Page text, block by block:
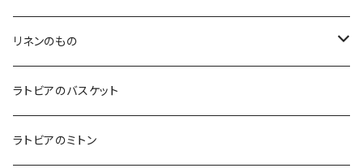
テーブルクロス
テーブルランナー
コースター
リネンのもの
キッチンアイテム
エプロン
バッグ
ラトビアのバスケット
ラトビアのミトン